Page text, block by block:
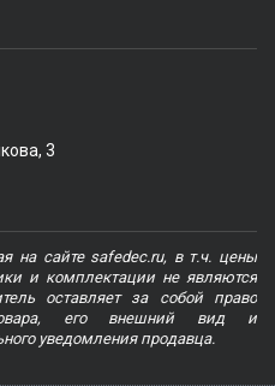
3
на сайте safedec.ru, в т.ч. цены
и комплектации не являются
оставляет за собой право
товара, его внешний вид и
уведомления продавца.